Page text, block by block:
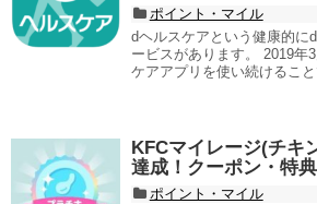
ポイント・マイル
dヘルスケアという健康的に
ービスがあります。 2019年
ケアアプリを使い続けるこ
KFCマイレージ(チキ
達成！クーポン・特
ポイント・マイル